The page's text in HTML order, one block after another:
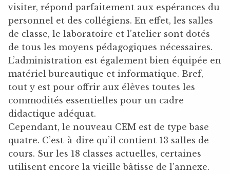
visiter, répond parfaitement aux espérances du
personnel et des collégiens. En effet, les salles
de classe, le laboratoire et l’atelier sont dotés
de tous les moyens pédagogiques nécessaires.
L’administration est également bien équipée en
matériel bureautique et informatique. Bref,
tout y est pour offrir aux élèves toutes les
commodités essentielles pour un cadre
didactique adéquat.
Cependant, le nouveau CEM est de type base
quatre. C’est-à-dire qu’il contient 13 salles de
cours. Sur les 18 classes actuelles, certaines
utilisent encore la vieille bâtisse de l’annexe.